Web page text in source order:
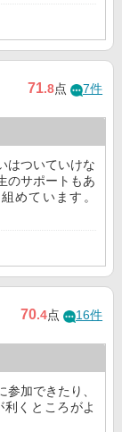
71.8点 7件
はついていけな
のサポートもあ
めています。
70.4点 16件
加できたり、
くところがよ